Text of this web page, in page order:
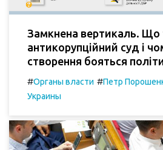
Замкнена вертикаль.
антикорупційний суд і
створення бояться
#Органы власти #Петр
Украины